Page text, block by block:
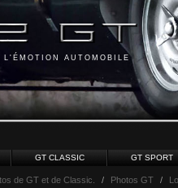
L'ÉMOTION AUTOMOBILE
GT CLASSIC GT SPORT
de GT et de Classic. / Photos GT /